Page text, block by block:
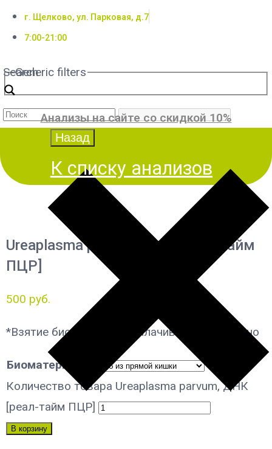
г. Щелково, ул. Парковая, д.7
7:00-21:00
Search
Generic filters
Анализы на сайте со скидкой 10%
К списку анализов
Ureaplasma parvum, ДНК [реал-тайм
ПЦР]
500 руб.
*Взятие биоматериала оплачивается отдельно
Биоматериал
Количество товара Ureaplasma parvum, ДНК
[реал-тайм ПЦР]
В корзину